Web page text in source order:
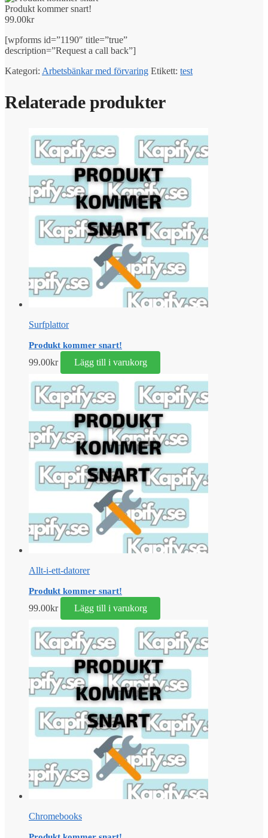
Produkt kommer snart!
99.00kr
[wpforms id=”1190″ title=”true”
description=”Request a call back”]
Kategori: Arbetsbänkar med förvaring Etikett: test
Relaterade produkter
Surfplattor
Produkt kommer snart!
99.00kr Lägg till i varukorg
Allt-i-ett-datorer
Produkt kommer snart!
99.00kr Lägg till i varukorg
Chromebooks